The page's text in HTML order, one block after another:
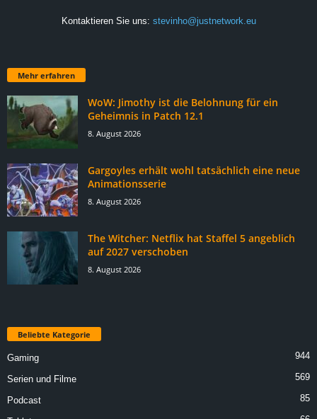
Kontaktieren Sie uns: stevinho@justnetwork.eu
Mehr erfahren
WoW: Jimothy ist die Belohnung für ein
Geheimnis in Patch 12.1
8. August 2026
Gargoyles erhält wohl tatsächlich eine neue
Animationsserie
8. August 2026
The Witcher: Netflix hat Staffel 5 angeblich
auf 2027 verschoben
8. August 2026
Beliebte Kategorie
Gaming 944
Serien und Filme 569
Podcast 85